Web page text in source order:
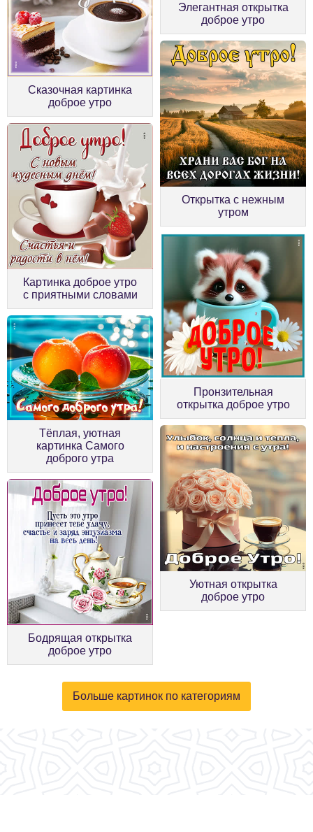
Сказочная картинка
доброе утро
Элегантная открытка
доброе утро
Картинка доброе утро
с приятными словами
Открытка с нежным
утром
Тёплая, уютная
картинка Самого
доброго утра
Пронзительная
открытка доброе утро
Бодрящая открытка
доброе утро
Уютная открытка
доброе утро
Больше картинок по категориям